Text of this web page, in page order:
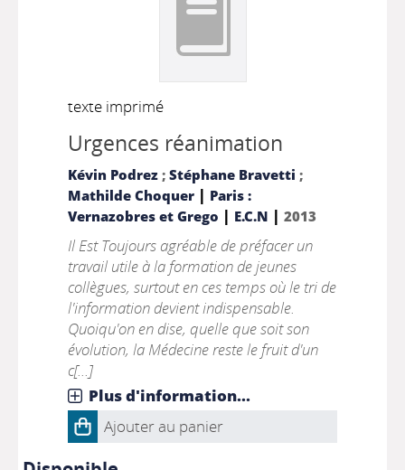
texte imprimé
Urgences réanimation
Kévin Podrez; Stéphane Bravetti ;
Mathilde Choquer | Paris :
Vernazobres et Grego | E.C.N | 2013
Il Est Toujours agréable de préfacer un
travail utile à la formation de jeunes
collègues, surtout en ces temps où le tri de
l'information devient indispensable.
Quoiqu'on en dise, quelle que soit son
évolution, la Médecine reste le fruit d'un
c[...]
Plus d'information...
Ajouter au panier